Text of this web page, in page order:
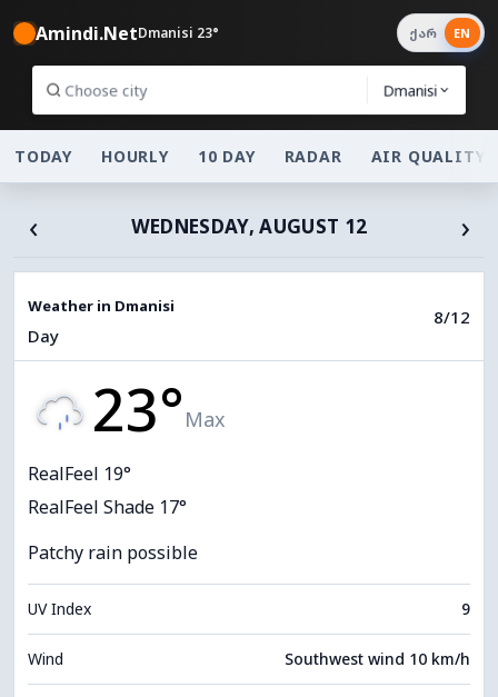
Amindi.NetDmanisi 23°
Dmanisi
ქარ EN
TODAY HOURLY 10 DAY RADAR AIR QUALITY
‹ WEDNESDAY, AUGUST 12 ›
Weather in Dmanisi
Day
8/12
23° Max
RealFeel 19°
RealFeel Shade 17°
Patchy rain possible
UV Index 9
Wind Southwest wind 10 km/h